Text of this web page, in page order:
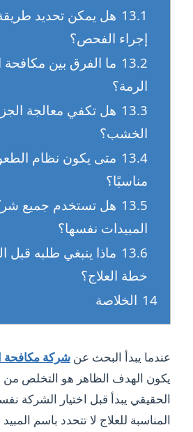
13.1 هل يمكن تحديد
إجراء الفحص؟
13.2 ما الفرق بين مكافحة
الرمة؟
13.3 هل تكفي معالجة
الخشب؟
13.4 متى يكون نظام
مناسبًا؟
13.5 هل تستخدم جميع
المبيدات نفسها؟
13.6 ماذا ينبغي طلبه قبل
خطة العلاج؟
14 الخلاصة
عندما يبدأ البحث عن شركة مكافحة
يكون الهدف الظاهر هو التخلص من
الحقيقي يبدأ قبل اختيار الشركة
المناسبة للعلاج لا تتحدد باسم